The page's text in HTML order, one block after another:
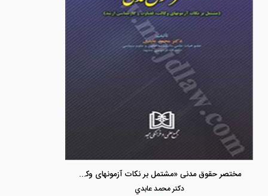
مختصر حقوق مدنی «مشتمل بر نکات آزمونهای وکالت، قضاوت و کارشناسی ارشد»
دكتر محمد عابدي